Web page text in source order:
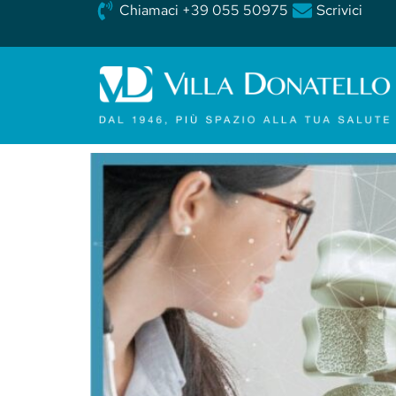
Chiamaci +39 055 50975 Scrivici